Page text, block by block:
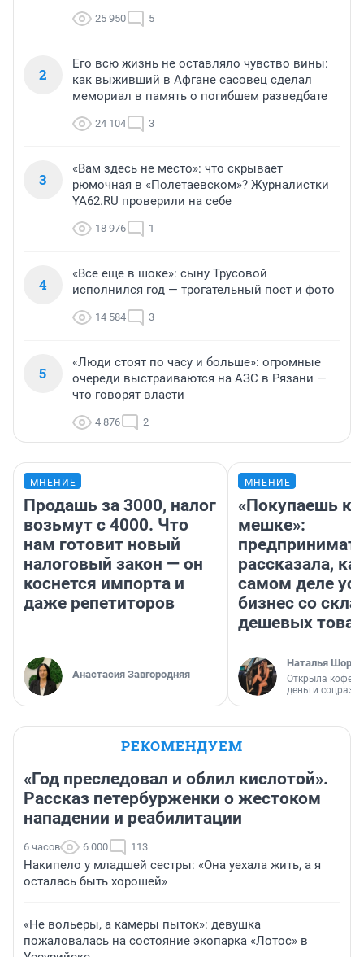
25 950 5
2
Его всю жизнь не оставляло чувство вины:
как выживший в Афгане сасовец сделал
мемориал в память о погибшем разведбате
24 104 3
3
«Вам здесь не место»: что скрывает
рюмочная в «Полетаевском»? Журналистки
YA62.RU проверили на себе
18 976 1
4
«Все еще в шоке»: сыну Трусовой
исполнился год — трогательный пост и фото
14 584 3
5
«Люди стоят по часу и больше»: огромные
очереди выстраиваются на АЗС в Рязани —
что говорят власти
4 876 2
МНЕНИЕ
Продашь за 3000, налог
возьмут с 4000. Что
нам готовит новый
налоговый закон — он
коснется импорта и
даже репетиторов
Анастасия Завгородняя
МНЕНИЕ
«Покупаешь
мешке»:
рассказала,
самом деле
бизнес со
дешевых
Наталья
Открыла
деньги
РЕКОМЕНДУЕМ
«Год преследовал и облил кислотой».
Рассказ петербурженки о жестоком
нападении и реабилитации
6 часов 6 000 113
Накипело у младшей сестры: «Она уехала жить, а я
осталась быть хорошей»
«Не вольеры, а камеры пыток»: девушка
пожаловалась на состояние экопарка «Лотос» в